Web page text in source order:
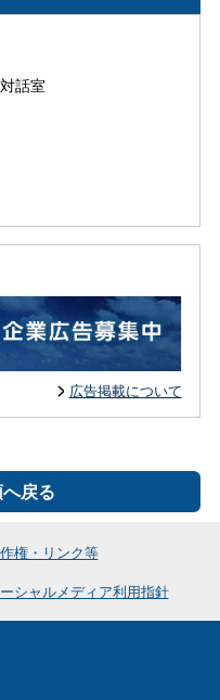
話室
広告掲載について
戻る
権・リンク等
シャルメディア利用指針